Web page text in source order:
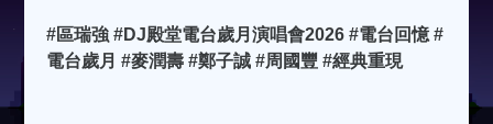
#區瑞強 #DJ殿堂電台歲月演唱會2026 #電台回憶 #
電台歲月 #麥潤壽 #鄭子誠 #周國豐 #經典重現